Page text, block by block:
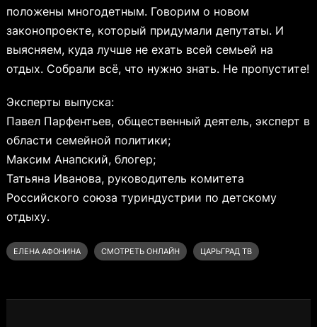
положены многодетным. Говорим о новом
законопроекте, который придумали депутаты. И
выясняем, куда лучше не ехать всей семьей на
отдых. Собрали всё, что нужно знать. Не пропустите!
Эксперты выпуска:
Павел Парфентьев, общественный деятель, эксперт в
области семейной политики;
Максим Анапский, блогер;
Татьяна Иванова, руководитель комитета
Российского союза туриндустрии по детскому
отдыху.
ЕЛЕНА АФОНИНА СМОТРЕТЬ ОНЛАЙН ЦАРЬГРАД ТВ